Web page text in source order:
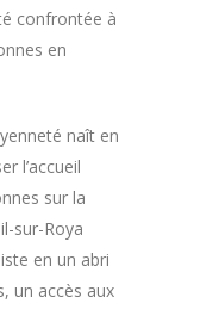
confrontée à
en
naît en
l’accueil
sur la
sur-Roya
en un abri
un accès aux